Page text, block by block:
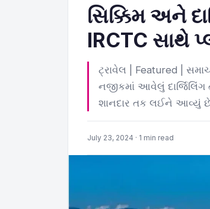
સિક્કિમ અને
IRCTC સાથે
ટ્રાવેલ | Featured |
નજીકમાં આવેલું દાર્જિલિંગ
શાનદાર તક લઈને આવ્યું
July 23, 2024 · 1 min read